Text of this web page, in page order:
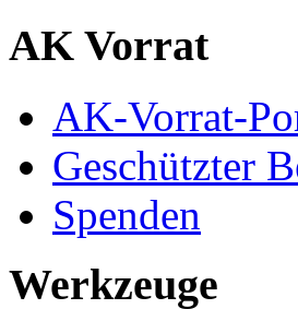
AK Vorrat
AK-Vorrat-
Geschützter
Spenden
Werkzeuge